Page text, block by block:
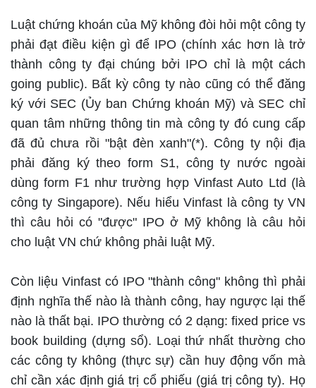
Luật chứng khoán của Mỹ không đòi hỏi một công ty
phải đạt điều kiện gì để IPO (chính xác hơn là trở
thành công ty đại chúng bởi IPO chỉ là một cách
going public). Bất kỳ công ty nào cũng có thể đăng
ký với SEC (Ủy ban Chứng khoán Mỹ) và SEC chỉ
quan tâm những thông tin mà công ty đó cung cấp
đã đủ chưa rồi "bật đèn xanh"(*). Công ty nội địa
phải đăng ký theo form S1, công ty nước ngoài
dùng form F1 như trường hợp Vinfast Auto Ltd (là
công ty Singapore). Nếu hiểu Vinfast là công ty VN
thì câu hỏi có "được" IPO ở Mỹ không là câu hỏi
cho luật VN chứ không phải luật Mỹ.
Còn liệu Vinfast có IPO "thành công" không thì phải
định nghĩa thế nào là thành công, hay ngược lại thế
nào là thất bại. IPO thường có 2 dạng: fixed price vs
book building (dựng sổ). Loại thứ nhất thường cho
các công ty không (thực sự) cần huy động vốn mà
chỉ cần xác định giá trị cổ phiếu (giá trị công ty). Họ